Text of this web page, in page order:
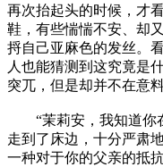
再次抬起头的时候，才
鞋，有些惴惴不安、却
捋自己亚麻色的发丝。
人也能猜测到这究竟是
突兀，但是却并不在意
“茉莉安，我知道你在
走到了床边，十分严肃
一种对于你的父亲的抵